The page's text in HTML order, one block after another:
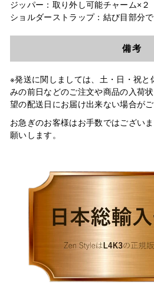
ジッパー：取り外し可能チャーム×２
ショルダーストラップ：結び目部分
備考
※発送に関しましては、土・日・祝と
みの前日などのご注文や商品の入荷
望の配送日にお届け出来ない場合がご
お急ぎのお客様はお手数ではござい
願いします。